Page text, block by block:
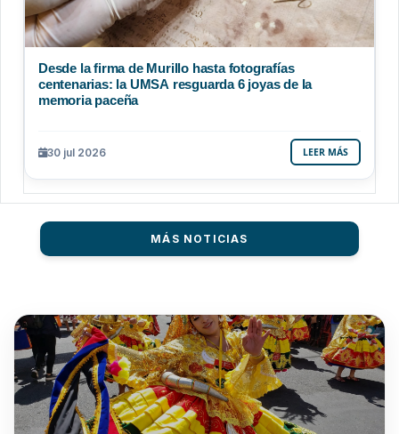
Desde la firma de Murillo hasta fotografías
centenarias: la UMSA resguarda 6 joyas de la
memoria paceña
30 jul 2026 LEER MÁS
MÁS NOTICIAS